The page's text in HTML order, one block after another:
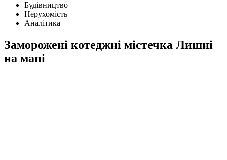
Будівництво
Нерухомість
Аналітика
Заморожені котеджні містечка Лишні
на мапі